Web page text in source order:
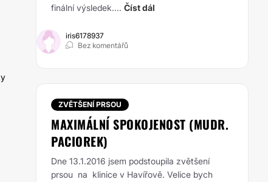
finální výsledek.... Číst dál
iris6178937
Bez komentářů
ZVĚTŠENÍ PRSOU
MAXIMÁLNÍ SPOKOJENOST (MUDR.
PACIOREK)
Dne 13.1.2016 jsem podstoupila zvětšení
prsou na klinice v Havířově. Velice bych